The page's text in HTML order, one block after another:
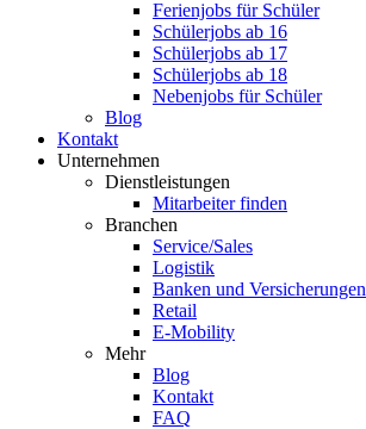
Ferienjobs für Schüler
Schülerjobs ab 16
Schülerjobs ab 17
Schülerjobs ab 18
Nebenjobs für Schüler
Blog
Kontakt
Unternehmen
Dienstleistungen
Mitarbeiter finden
Branchen
Service/Sales
Logistik
Banken und Versicherungen
Retail
E-Mobility
Mehr
Blog
Kontakt
FAQ